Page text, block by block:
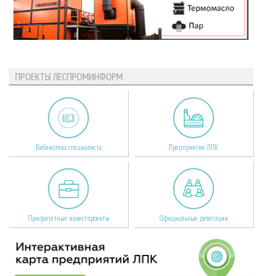
ПРОЕКТЫ ЛЕСПРОМИНФОРМ
Библиотека специалиста Предприятия ЛПК
Приоритетные инвестпроекты Официальные делегации